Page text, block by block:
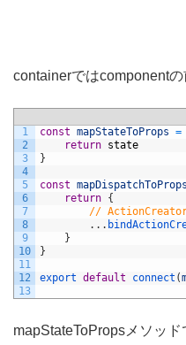
containerではcomponentの
1
2
3
4
5
6
7
8
9
10
11
12
13
const mapStateToProps =
return state
}
const mapDispatchToProps
return {
// ActionCreator
. . .
}
}
export default connect (
mapStateToPropsメソッ